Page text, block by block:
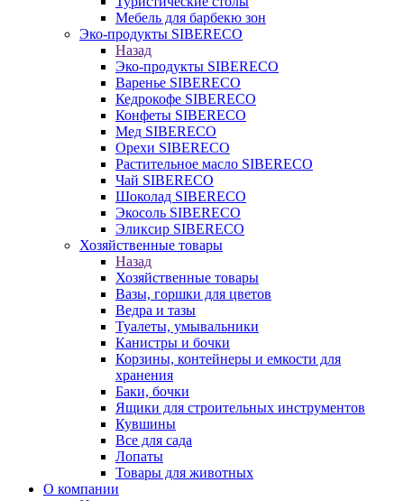
Мебель для барбекю зон
Эко-продукты SIBERECO
Назад
Эко-продукты SIBERECO
Варенье SIBERECO
Кедрокофе SIBERECO
Конфеты SIBERECO
Мед SIBERECO
Орехи SIBERECO
Растительное масло SIBERECO
Чай SIBERECO
Шоколад SIBERECO
Экосоль SIBERECO
Эликсир SIBERECO
Хозяйственные товары
Назад
Хозяйственные товары
Вазы, горшки для цветов
Ведра и тазы
Туалеты, умывальники
Канистры и бочки
Корзины, контейнеры и емкости для
хранения
Баки, бочки
Ящики для строительных инструментов
Кувшины
Все для сада
Лопаты
Товары для животных
О компании